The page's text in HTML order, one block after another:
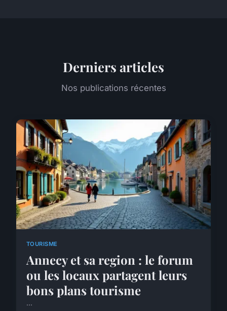
Derniers articles
Nos publications récentes
TOURISME
Annecy et sa region : le forum
ou les locaux partagent leurs
bons plans tourisme
...